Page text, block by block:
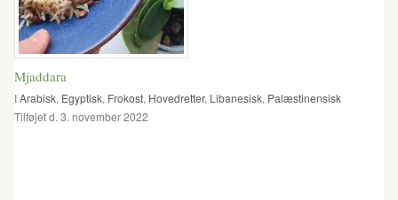
Mjaddara
IArabisk, Egyptisk, Frokost, Hovedretter, Libanesisk, Palæstinensisk
Tilføjet d. 3. november 2022